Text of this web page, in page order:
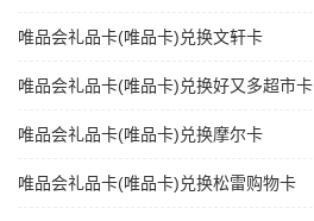
唯品会礼品卡(唯品卡)兑换文轩卡
唯品会礼品卡(唯品卡)兑换好又多超市卡
唯品会礼品卡(唯品卡)兑换摩尔卡
唯品会礼品卡(唯品卡)兑换松雷购物卡